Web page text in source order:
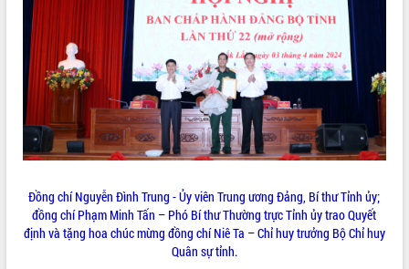
Đồng chí Nguyễn Đình Trung - Ủy viên Trung ương Đảng, Bí thư Tỉnh ủy;
đồng chí Phạm Minh Tấn – Phó Bí thư Thường trực Tỉnh ủy trao Quyết
định và tặng hoa chúc mừng đồng chí Niê Ta – Chỉ huy trưởng Bộ Chỉ huy
Quân sự tỉnh.